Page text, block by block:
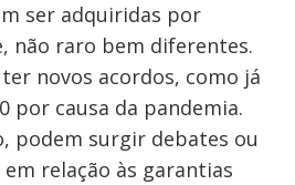
ser adquiridas por
não raro bem diferentes.
novos acordos, como já
por causa da pandemia.
podem surgir debates ou
relação às garantias